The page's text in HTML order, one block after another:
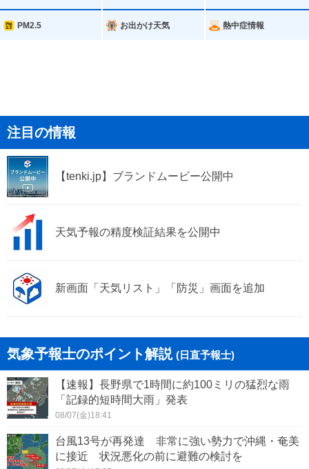
PM2.5 お出かけ天気 熱中症情報
注目の情報
【tenki.jp】ブランドムービー公開中
天気予報の精度検証結果を公開中
新画面「天気リスト」「防災」画面を追加
気象予報士のポイント解説 (日直予報士)
【速報】長野県で1時間に約100ミリの猛烈な雨
「記録的短時間大雨」発表
08/07(金)18:41
台風13号が再発達 非常に強い勢力で沖縄・奄美
に接近 状況悪化の前に避難の検討を